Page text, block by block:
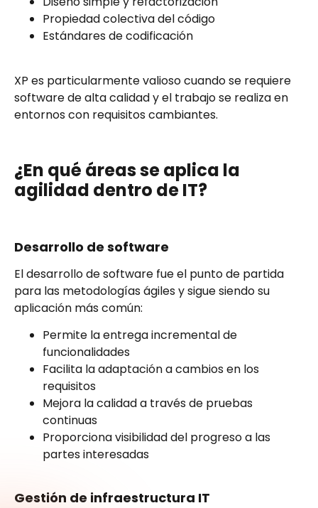
Propiedad colectiva del código
Estándares de codificación
XP es particularmente valioso cuando se requiere
software de alta calidad y el trabajo se realiza en
entornos con requisitos cambiantes.
¿En qué áreas se aplica la
agilidad dentro de IT?
Desarrollo de software
El desarrollo de software fue el punto de partida
para las metodologías ágiles y sigue siendo su
aplicación más común:
Permite la entrega incremental de
funcionalidades
Facilita la adaptación a cambios en los
requisitos
Mejora la calidad a través de pruebas
continuas
Proporciona visibilidad del progreso a las
partes interesadas
Gestión de infraestructura IT